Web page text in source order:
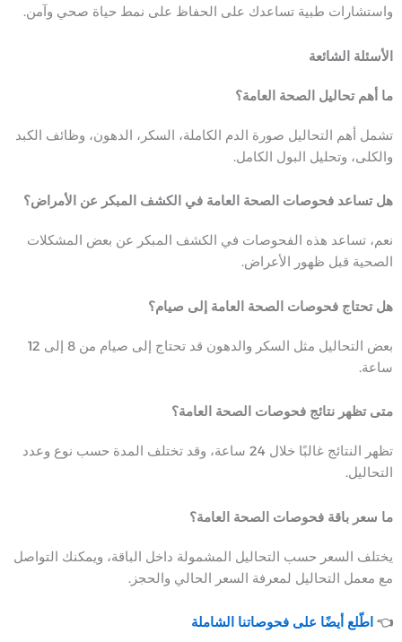
واستشارات طبية تساعدك على الحفاظ على نمط حياة صحي وآمن.
الأسئلة الشائعة
ما أهم تحاليل الصحة العامة؟
تشمل أهم التحاليل صورة الدم الكاملة، السكر، الدهون، وظائف الكبد
والكلى، وتحليل البول الكامل.
هل تساعد فحوصات الصحة العامة في الكشف المبكر عن الأمراض؟
نعم، تساعد هذه الفحوصات في الكشف المبكر عن بعض المشكلات
الصحية قبل ظهور الأعراض.
هل تحتاج فحوصات الصحة العامة إلى صيام؟
بعض التحاليل مثل السكر والدهون قد تحتاج إلى صيام من 8 إلى 12
ساعة.
متى تظهر نتائج فحوصات الصحة العامة؟
تظهر النتائج غالبًا خلال 24 ساعة، وقد تختلف المدة حسب نوع وعدد
التحاليل.
ما سعر باقة فحوصات الصحة العامة؟
يختلف السعر حسب التحاليل المشمولة داخل الباقة، ويمكنك التواصل
مع معمل التحاليل لمعرفة السعر الحالي والحجز.
👈 اطّلع أيضًا على فحوصاتنا الشاملة